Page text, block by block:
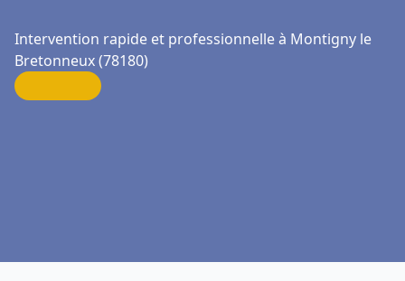
Intervention rapide et professionnelle à Montigny le
Bretonneux (78180)